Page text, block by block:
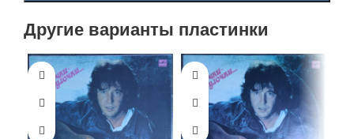
Другие варианты пластинки